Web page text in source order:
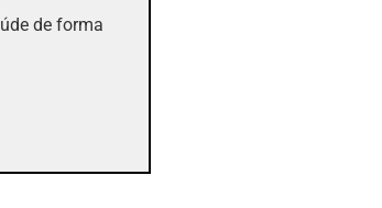
de forma